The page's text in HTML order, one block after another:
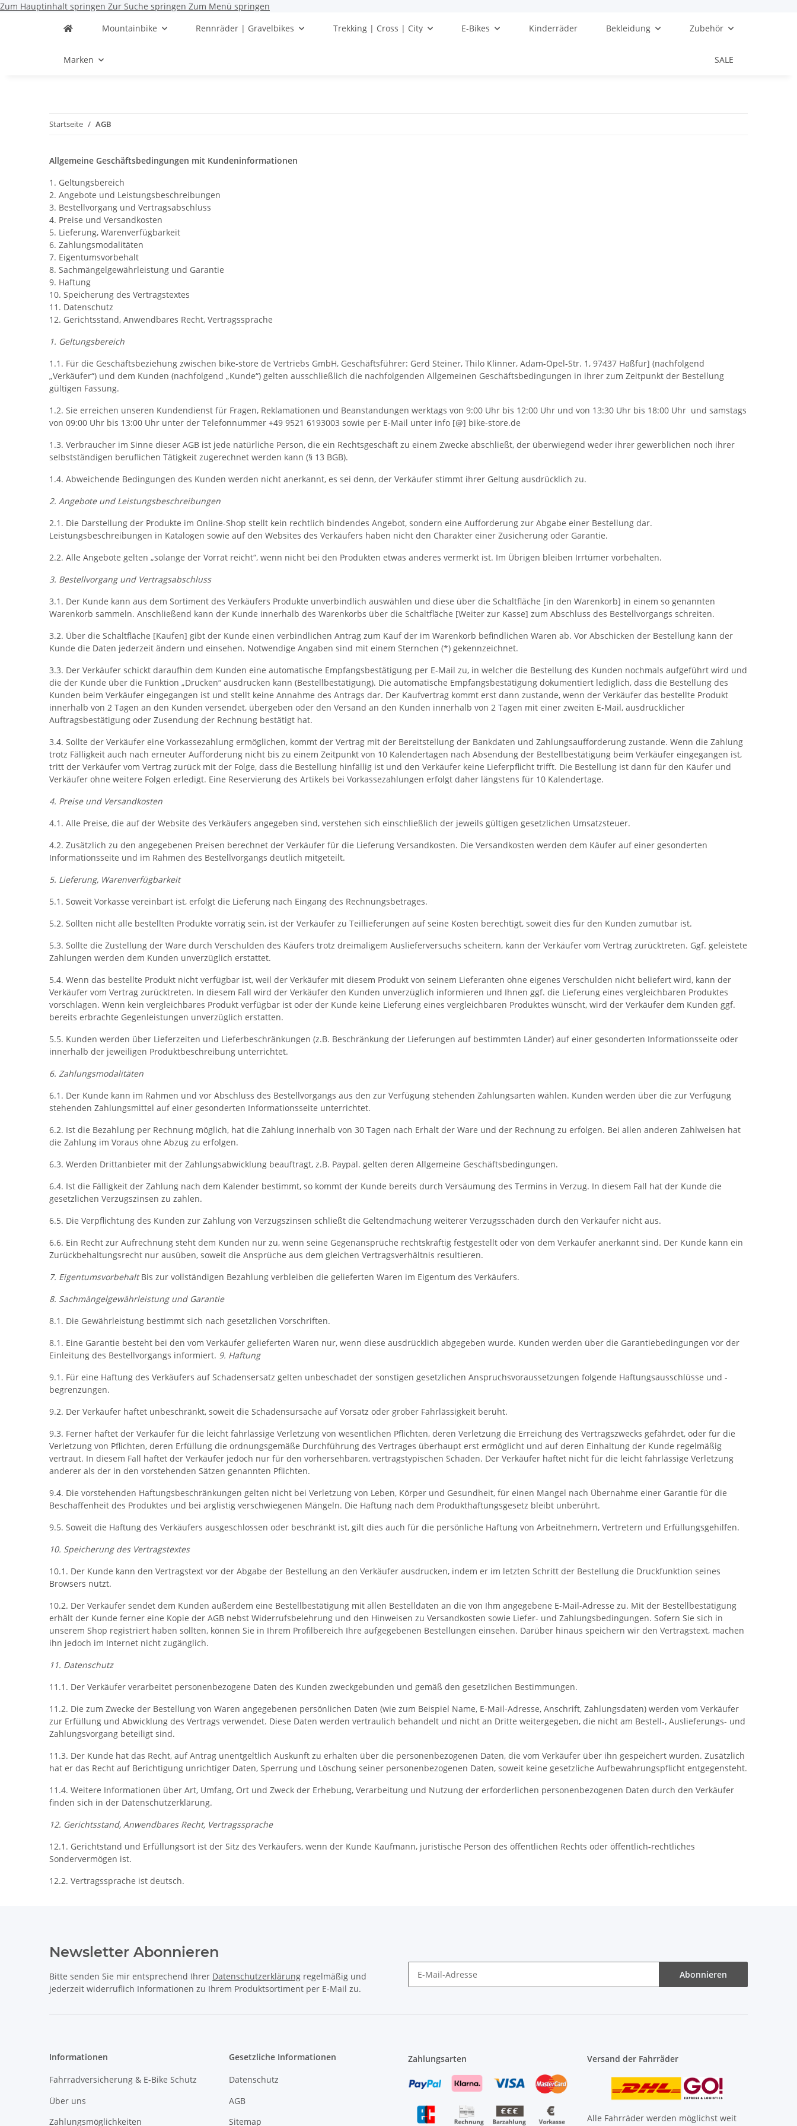
Zum Hauptinhalt springen Zur Suche springen Zum Menü springen
Mountainbike
Rennräder | Gravelbikes Trekking | Cross | City E-Bikes Kinderräder Bekleidung Zubehör
Marken SALE
Startseite AGB
Allgemeine Geschäftsbedingungen mit Kundeninformationen
1. Geltungsbereich
2. Angebote und Leistungsbeschreibungen
3. Bestellvorgang und Vertragsabschluss
4. Preise und Versandkosten
5. Lieferung, Warenverfügbarkeit
6. Zahlungsmodalitäten
7. Eigentumsvorbehalt
8. Sachmängelgewährleistung und Garantie
9. Haftung
10. Speicherung des Vertragstextes
11. Datenschutz
12. Gerichtsstand, Anwendbares Recht, Vertragssprache
1. Geltungsbereich
1.1. Für die Geschäftsbeziehung zwischen bike-store de Vertriebs GmbH, Geschäftsführer: Gerd Steiner, Thilo Klinner, Adam-Opel-Str. 1, 97437 Haßfur] (nachfolgend
„Verkäufer“) und dem Kunden (nachfolgend „Kunde“) gelten ausschließlich die nachfolgenden Allgemeinen Geschäftsbedingungen in ihrer zum Zeitpunkt der Bestellung
gültigen Fassung.
1.2. Sie erreichen unseren Kundendienst für Fragen, Reklamationen und Beanstandungen werktags von 9:00 Uhr bis 12:00 Uhr und von 13:30 Uhr bis 18:00 Uhr und samstags
von 09:00 Uhr bis 13:00 Uhr unter der Telefonnummer +49 9521 6193003 sowie per E-Mail unter info [@] bike-store.de
1.3. Verbraucher im Sinne dieser AGB ist jede natürliche Person, die ein Rechtsgeschäft zu einem Zwecke abschließt, der überwiegend weder ihrer gewerblichen noch ihrer
selbstständigen beruflichen Tätigkeit zugerechnet werden kann (§ 13 BGB).
1.4. Abweichende Bedingungen des Kunden werden nicht anerkannt, es sei denn, der Verkäufer stimmt ihrer Geltung ausdrücklich zu.
2. Angebote und Leistungsbeschreibungen
2.1. Die Darstellung der Produkte im Online-Shop stellt kein rechtlich bindendes Angebot, sondern eine Aufforderung zur Abgabe einer Bestellung dar.
Leistungsbeschreibungen in Katalogen sowie auf den Websites des Verkäufers haben nicht den Charakter einer Zusicherung oder Garantie.
2.2. Alle Angebote gelten „solange der Vorrat reicht“, wenn nicht bei den Produkten etwas anderes vermerkt ist. Im Übrigen bleiben Irrtümer vorbehalten.
3. Bestellvorgang und Vertragsabschluss
3.1. Der Kunde kann aus dem Sortiment des Verkäufers Produkte unverbindlich auswählen und diese über die Schaltfläche [in den Warenkorb] in einem so genannten
Warenkorb sammeln. Anschließend kann der Kunde innerhalb des Warenkorbs über die Schaltfläche [Weiter zur Kasse] zum Abschluss des Bestellvorgangs schreiten.
3.2. Über die Schaltfläche [Kaufen] gibt der Kunde einen verbindlichen Antrag zum Kauf der im Warenkorb befindlichen Waren ab. Vor Abschicken der Bestellung kann der
Kunde die Daten jederzeit ändern und einsehen. Notwendige Angaben sind mit einem Sternchen (*) gekennzeichnet.
3.3. Der Verkäufer schickt daraufhin dem Kunden eine automatische Empfangsbestätigung per E-Mail zu, in welcher die Bestellung des Kunden nochmals aufgeführt wird und
die der Kunde über die Funktion „Drucken“ ausdrucken kann (Bestellbestätigung). Die automatische Empfangsbestätigung dokumentiert lediglich, dass die Bestellung des
Kunden beim Verkäufer eingegangen ist und stellt keine Annahme des Antrags dar. Der Kaufvertrag kommt erst dann zustande, wenn der Verkäufer das bestellte Produkt
innerhalb von 2 Tagen an den Kunden versendet, übergeben oder den Versand an den Kunden innerhalb von 2 Tagen mit einer zweiten E-Mail, ausdrücklicher
Auftragsbestätigung oder Zusendung der Rechnung bestätigt hat.
3.4. Sollte der Verkäufer eine Vorkassezahlung ermöglichen, kommt der Vertrag mit der Bereitstellung der Bankdaten und Zahlungsaufforderung zustande. Wenn die Zahlung
trotz Fälligkeit auch nach erneuter Aufforderung nicht bis zu einem Zeitpunkt von 10 Kalendertagen nach Absendung der Bestellbestätigung beim Verkäufer eingegangen ist,
tritt der Verkäufer vom Vertrag zurück mit der Folge, dass die Bestellung hinfällig ist und den Verkäufer keine Lieferpflicht trifft. Die Bestellung ist dann für den Käufer und
Verkäufer ohne weitere Folgen erledigt. Eine Reservierung des Artikels bei Vorkassezahlungen erfolgt daher längstens für 10 Kalendertage.
4. Preise und Versandkosten
4.1. Alle Preise, die auf der Website des Verkäufers angegeben sind, verstehen sich einschließlich der jeweils gültigen gesetzlichen Umsatzsteuer.
4.2. Zusätzlich zu den angegebenen Preisen berechnet der Verkäufer für die Lieferung Versandkosten. Die Versandkosten werden dem Käufer auf einer gesonderten
Informationsseite und im Rahmen des Bestellvorgangs deutlich mitgeteilt.
5. Lieferung, Warenverfügbarkeit
5.1. Soweit Vorkasse vereinbart ist, erfolgt die Lieferung nach Eingang des Rechnungsbetrages.
5.2. Sollten nicht alle bestellten Produkte vorrätig sein, ist der Verkäufer zu Teillieferungen auf seine Kosten berechtigt, soweit dies für den Kunden zumutbar ist.
5.3. Sollte die Zustellung der Ware durch Verschulden des Käufers trotz dreimaligem Auslieferversuchs scheitern, kann der Verkäufer vom Vertrag zurücktreten. Ggf. geleistete
Zahlungen werden dem Kunden unverzüglich erstattet.
5.4. Wenn das bestellte Produkt nicht verfügbar ist, weil der Verkäufer mit diesem Produkt von seinem Lieferanten ohne eigenes Verschulden nicht beliefert wird, kann der
Verkäufer vom Vertrag zurücktreten. In diesem Fall wird der Verkäufer den Kunden unverzüglich informieren und Ihnen ggf. die Lieferung eines vergleichbaren Produktes
vorschlagen. Wenn kein vergleichbares Produkt verfügbar ist oder der Kunde keine Lieferung eines vergleichbaren Produktes wünscht, wird der Verkäufer dem Kunden ggf.
bereits erbrachte Gegenleistungen unverzüglich erstatten.
5.5. Kunden werden über Lieferzeiten und Lieferbeschränkungen (z.B. Beschränkung der Lieferungen auf bestimmten Länder) auf einer gesonderten Informationsseite oder
innerhalb der jeweiligen Produktbeschreibung unterrichtet.
6. Zahlungsmodalitäten
6.1. Der Kunde kann im Rahmen und vor Abschluss des Bestellvorgangs aus den zur Verfügung stehenden Zahlungsarten wählen. Kunden werden über die zur Verfügung
stehenden Zahlungsmittel auf einer gesonderten Informationsseite unterrichtet.
6.2. Ist die Bezahlung per Rechnung möglich, hat die Zahlung innerhalb von 30 Tagen nach Erhalt der Ware und der Rechnung zu erfolgen. Bei allen anderen Zahlweisen hat
die Zahlung im Voraus ohne Abzug zu erfolgen.
6.3. Werden Drittanbieter mit der Zahlungsabwicklung beauftragt, z.B. Paypal. gelten deren Allgemeine Geschäftsbedingungen.
6.4. Ist die Fälligkeit der Zahlung nach dem Kalender bestimmt, so kommt der Kunde bereits durch Versäumung des Termins in Verzug. In diesem Fall hat der Kunde die
gesetzlichen Verzugszinsen zu zahlen.
6.5. Die Verpflichtung des Kunden zur Zahlung von Verzugszinsen schließt die Geltendmachung weiterer Verzugsschäden durch den Verkäufer nicht aus.
6.6. Ein Recht zur Aufrechnung steht dem Kunden nur zu, wenn seine Gegenansprüche rechtskräftig festgestellt oder von dem Verkäufer anerkannt sind. Der Kunde kann ein
Zurückbehaltungsrecht nur ausüben, soweit die Ansprüche aus dem gleichen Vertragsverhältnis resultieren.
7. EigentumsvorbehaltBis zur vollständigen Bezahlung verbleiben die gelieferten Waren im Eigentum des Verkäufers.
8. Sachmängelgewährleistung und Garantie
8.1. Die Gewährleistung bestimmt sich nach gesetzlichen Vorschriften.
8.1. Eine Garantie besteht bei den vom Verkäufer gelieferten Waren nur, wenn diese ausdrücklich abgegeben wurde. Kunden werden über die Garantiebedingungen vor der
Einleitung des Bestellvorgangs informiert. 9. Haftung
9.1. Für eine Haftung des Verkäufers auf Schadensersatz gelten unbeschadet der sonstigen gesetzlichen Anspruchsvoraussetzungen folgende Haftungsausschlüsse und -
begrenzungen.
9.2. Der Verkäufer haftet unbeschränkt, soweit die Schadensursache auf Vorsatz oder grober Fahrlässigkeit beruht.
9.3. Ferner haftet der Verkäufer für die leicht fahrlässige Verletzung von wesentlichen Pflichten, deren Verletzung die Erreichung des Vertragszwecks gefährdet, oder für die
Verletzung von Pflichten, deren Erfüllung die ordnungsgemäße Durchführung des Vertrages überhaupt erst ermöglicht und auf deren Einhaltung der Kunde regelmäßig
vertraut. In diesem Fall haftet der Verkäufer jedoch nur für den vorhersehbaren, vertragstypischen Schaden. Der Verkäufer haftet nicht für die leicht fahrlässige Verletzung
anderer als der in den vorstehenden Sätzen genannten Pflichten.
9.4. Die vorstehenden Haftungsbeschränkungen gelten nicht bei Verletzung von Leben, Körper und Gesundheit, für einen Mangel nach Übernahme einer Garantie für die
Beschaffenheit des Produktes und bei arglistig verschwiegenen Mängeln. Die Haftung nach dem Produkthaftungsgesetz bleibt unberührt.
9.5. Soweit die Haftung des Verkäufers ausgeschlossen oder beschränkt ist, gilt dies auch für die persönliche Haftung von Arbeitnehmern, Vertretern und Erfüllungsgehilfen.
10. Speicherung des Vertragstextes
10.1. Der Kunde kann den Vertragstext vor der Abgabe der Bestellung an den Verkäufer ausdrucken, indem er im letzten Schritt der Bestellung die Druckfunktion seines
Browsers nutzt.
10.2. Der Verkäufer sendet dem Kunden außerdem eine Bestellbestätigung mit allen Bestelldaten an die von Ihm angegebene E-Mail-Adresse zu. Mit der Bestellbestätigung
erhält der Kunde ferner eine Kopie der AGB nebst Widerrufsbelehrung und den Hinweisen zu Versandkosten sowie Liefer- und Zahlungsbedingungen. Sofern Sie sich in
unserem Shop registriert haben sollten, können Sie in Ihrem Profilbereich Ihre aufgegebenen Bestellungen einsehen. Darüber hinaus speichern wir den Vertragstext, machen
ihn jedoch im Internet nicht zugänglich.
11. Datenschutz
11.1. Der Verkäufer verarbeitet personenbezogene Daten des Kunden zweckgebunden und gemäß den gesetzlichen Bestimmungen.
11.2. Die zum Zwecke der Bestellung von Waren angegebenen persönlichen Daten (wie zum Beispiel Name, E-Mail-Adresse, Anschrift, Zahlungsdaten) werden vom Verkäufer
zur Erfüllung und Abwicklung des Vertrags verwendet. Diese Daten werden vertraulich behandelt und nicht an Dritte weitergegeben, die nicht am Bestell-, Auslieferungs- und
Zahlungsvorgang beteiligt sind.
11.3. Der Kunde hat das Recht, auf Antrag unentgeltlich Auskunft zu erhalten über die personenbezogenen Daten, die vom Verkäufer über ihn gespeichert wurden. Zusätzlich
hat er das Recht auf Berichtigung unrichtiger Daten, Sperrung und Löschung seiner personenbezogenen Daten, soweit keine gesetzliche Aufbewahrungspflicht entgegensteht.
11.4. Weitere Informationen über Art, Umfang, Ort und Zweck der Erhebung, Verarbeitung und Nutzung der erforderlichen personenbezogenen Daten durch den Verkäufer
finden sich in der Datenschutzerklärung.
12. Gerichtsstand, Anwendbares Recht, Vertragssprache
12.1. Gerichtstand und Erfüllungsort ist der Sitz des Verkäufers, wenn der Kunde Kaufmann, juristische Person des öffentlichen Rechts oder öffentlich-rechtliches
Sondervermögen ist.
12.2. Vertragssprache ist deutsch.
Newsletter Abonnieren
Bitte senden Sie mir entsprechend Ihrer Datenschutzerklärung regelmäßig und
jederzeit widerruflich Informationen zu Ihrem Produktsortiment per E-Mail zu.
Abonnieren
Informationen
Fahrradversicherung & E-Bike Schutz
Über uns
Zahlungsmöglichkeiten
Gesetzliche Informationen
Datenschutz
AGB
Sitemap
Zahlungsarten Versand der Fahrräder
Alle Fahrräder werden möglichst weit